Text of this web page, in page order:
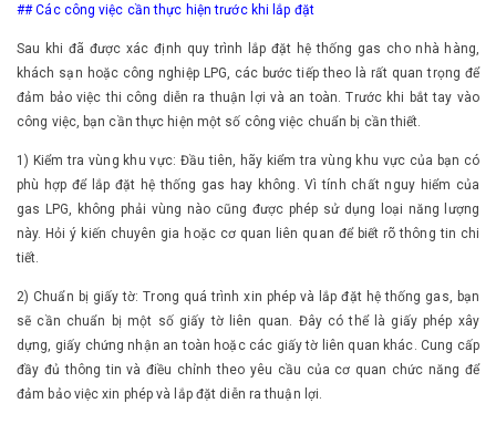
## Các công việc cần thực hiện trước khi lắp đặt
Sau khi đã được xác định quy trình lắp đặt hệ thống gas cho nhà hàng,
khách sạn hoặc công nghiệp LPG, các bước tiếp theo là rất quan trọng để
đảm bảo việc thi công diễn ra thuận lợi và an toàn. Trước khi bắt tay vào
công việc, bạn cần thực hiện một số công việc chuẩn bị cần thiết.
1) Kiểm tra vùng khu vực: Đầu tiên, hãy kiểm tra vùng khu vực của bạn có
phù hợp để lắp đặt hệ thống gas hay không. Vì tính chất nguy hiểm của
gas LPG, không phải vùng nào cũng được phép sử dụng loại năng lượng
này. Hỏi ý kiến chuyên gia hoặc cơ quan liên quan để biết rõ thông tin chi
tiết.
2) Chuẩn bị giấy tờ: Trong quá trình xin phép và lắp đặt hệ thống gas, bạn
sẽ cần chuẩn bị một số giấy tờ liên quan. Đây có thể là giấy phép xây
dựng, giấy chứng nhận an toàn hoặc các giấy tờ liên quan khác. Cung cấp
đầy đủ thông tin và điều chỉnh theo yêu cầu của cơ quan chức năng để
đảm bảo việc xin phép và lắp đặt diễn ra thuận lợi.